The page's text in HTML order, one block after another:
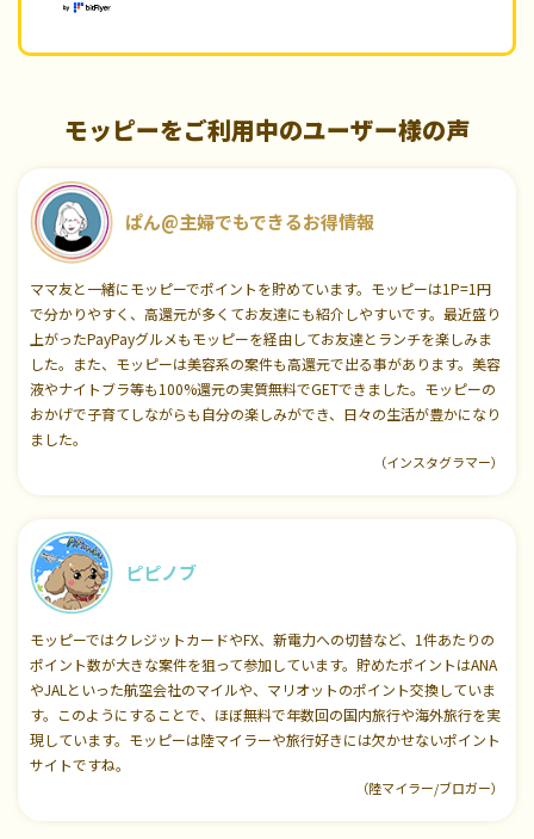
モッピーをご利用中のユーザー様の声
ぱん@主婦でもできるお得情報
ママ友と一緒にモッピーでポイントを貯めています。モッピーは1P=1円
で分かりやすく、高還元が多くてお友達にも紹介しやすいです。最近盛り
上がったPayPayグルメもモッピーを経由してお友達とランチを楽しみま
した。また、モッピーは美容系の案件も高還元で出る事があります。美容
液やナイトブラ等も100%還元の実質無料でGETできました。モッピーの
おかげで子育てしながらも自分の楽しみができ、日々の生活が豊かになり
ました。
（インスタグラマー）
ピピノブ
モッピーではクレジットカードやFX、新電力への切替など、1件あたりの
ポイント数が大きな案件を狙って参加しています。貯めたポイントはANA
やJALといった航空会社のマイルや、マリオットのポイント交換していま
す。このようにすることで、ほぼ無料で年数回の国内旅行や海外旅行を実
現しています。モッピーは陸マイラーや旅行好きには欠かせないポイント
サイトですね。
（陸マイラー/ブロガー）